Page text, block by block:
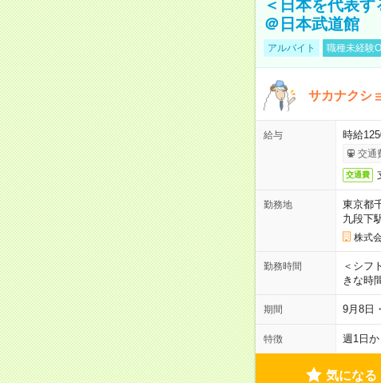
＜日本を代表
＠日本武道館
アルバイト 職種未経験
サカナクシ
給与 時給
交通
交通費
勤務地
東京都
九段下
株式
勤務時間
＜シフ
きな時
期間 9月8日
特徴 週1日
気になる